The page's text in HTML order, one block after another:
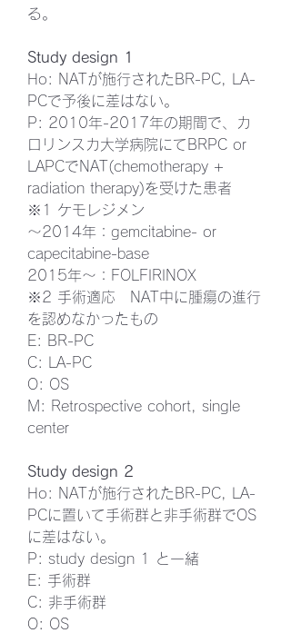
る。
Study design 1
Ho: NATが施行されたBR-PC, LA-
PCで予後に差はない。
P: 2010年-2017年の期間で、カ
ロリンスカ大学病院にてBRPC or
LAPCでNAT(chemotherapy +
radiation therapy)を受けた患者
※1 ケモレジメン
〜2014年：gemcitabine- or
capecitabine-base
2015年〜：FOLFIRINOX
※2 手術適応　NAT中に腫瘍の進行
を認めなかったもの
E: BR-PC
C: LA-PC
O: OS
M: Retrospective cohort, single
center
Study design 2
Ho: NATが施行されたBR-PC, LA-
PCに置いて手術群と非手術群でOS
に差はない。
P: study design 1 と一緒
E: 手術群
C: 非手術群
O: OS